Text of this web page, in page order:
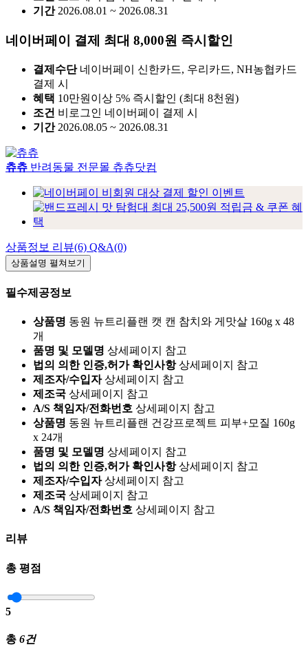
기간 2026.08.01 ~ 2026.08.31
네이버페이 결제 최대 8,000원 즉시할인
결제수단 네이버페이 신한카드, 우리카드, NH농협카드
결제 시
혜택 10만원이상 5% 즉시할인 (최대 8천원)
조건 비로그인 네이버페이 결제 시
기간 2026.08.05 ~ 2026.08.31
츄츄 반려동물 전문몰 츄츄닷컴
상품정보 리뷰(6) Q&A(0)
상품설명 펼쳐보기
필수제공정보
상품명 동원 뉴트리플랜 캣 캔 참치와 게맛살 160g x 48
개
품명 및 모델명 상세페이지 참고
법의 의한 인증,허가 확인사항 상세페이지 참고
제조자/수입자 상세페이지 참고
제조국 상세페이지 참고
A/S 책임자/전화번호 상세페이지 참고
상품명 동원 뉴트리플랜 건강프로젝트 피부+모질 160g
x 24개
품명 및 모델명 상세페이지 참고
법의 의한 인증,허가 확인사항 상세페이지 참고
제조자/수입자 상세페이지 참고
제조국 상세페이지 참고
A/S 책임자/전화번호 상세페이지 참고
리뷰
총 평점
5
총 6건